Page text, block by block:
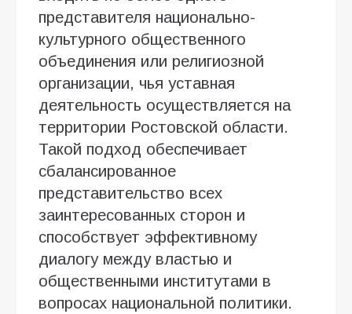
представителя национально-
культурного общественного
объединения или религиозной
организации, чья уставная
деятельность осуществляется на
территории Ростовской области.
Такой подход обеспечивает
сбалансированное
представительство всех
заинтересованных сторон и
способствует эффективному
диалогу между властью и
общественными институтами в
вопросах национальной политики.